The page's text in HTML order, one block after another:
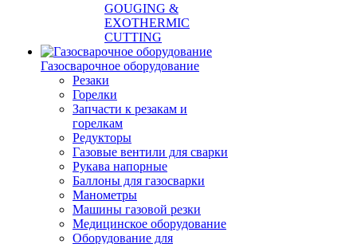
GOUGING &
EXOTHERMIC
CUTTING
Газосварочное оборудование
Резаки
Горелки
Запчасти к резакам и
горелкам
Редукторы
Газовые вентили для сварки
Рукава напорные
Баллоны для газосварки
Манометры
Машины газовой резки
Медицинское оборудование
Оборудование для